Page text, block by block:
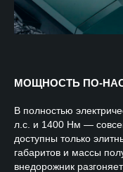
МОЩНОСТЬ ПО-
В полностью
л.с. и 1400 Нм —
доступны только
габаритов и массы
внедорожник